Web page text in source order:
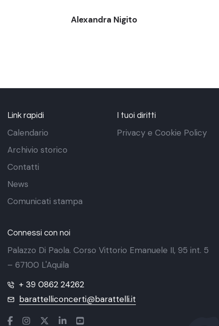
Alexandra Nigito
Link rapidi
Calendario
Archivio storico
Contatti
News
Comunicati stampa
I tuoi diritti
Privacy e Cookie Policy
Connessi con noi
Palazzo Di Paola. Corso Vittorio Emanuele II, 95 int. 5
– 67100 L'Aquila
+ 39 0862 24262
barattelliconcerti@barattelli.it